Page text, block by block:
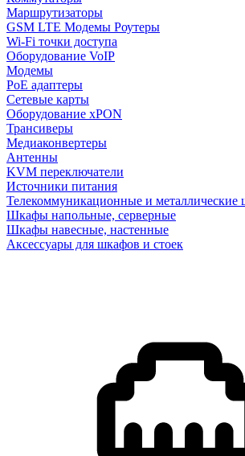
Маршрутизаторы
GSM LTE Модемы Роутеры
Wi-Fi точки доступа
Оборудование VoIP
Модемы
PoE адаптеры
Сетевые карты
Оборудование xPON
Трансиверы
Медиаконвертеры
Антенны
KVM переключатели
Источники питания
Телекоммуникационные и
Шкафы напольные, серверные
Шкафы навесные, настенные
Аксессуары для шкафов и стоек